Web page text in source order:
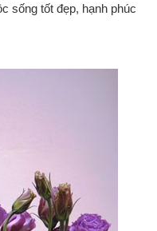
sống tốt đẹp, hạnh phúc